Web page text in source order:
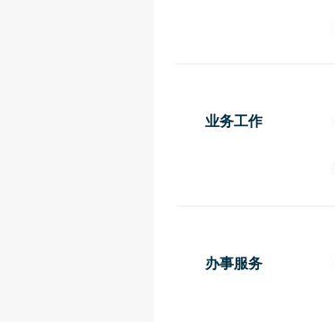
业务工作
办事服务